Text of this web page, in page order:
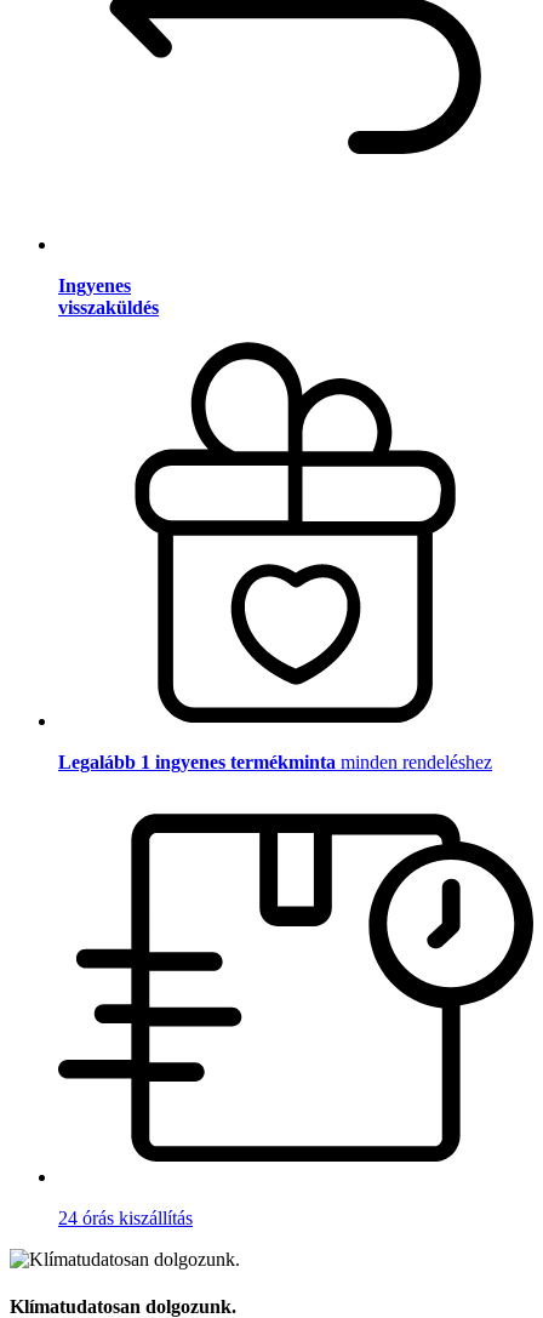
Ingyenes
visszaküldés
Legalább 1 ingyenes termékminta minden rendeléshez
24 órás kiszállítás
Klímatudatosan dolgozunk.